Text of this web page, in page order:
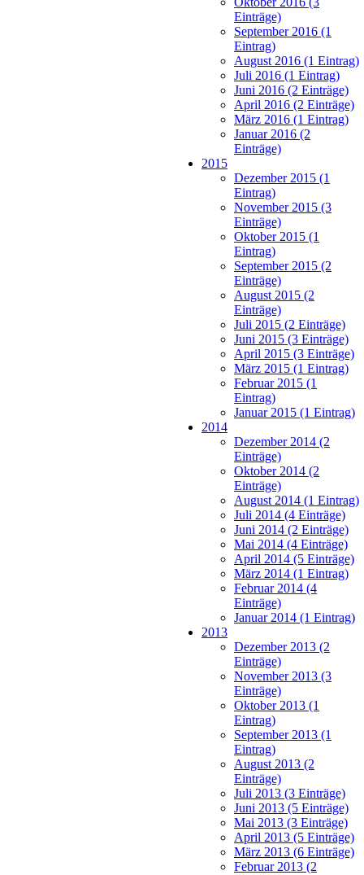
Einträge)
September 2016 (1
Eintrag)
August 2016 (1 Eintrag)
Juli 2016 (1 Eintrag)
Juni 2016 (2 Einträge)
April 2016 (2 Einträge)
März 2016 (1 Eintrag)
Januar 2016 (2
Einträge)
2015
Dezember 2015 (1
Eintrag)
November 2015 (3
Einträge)
Oktober 2015 (1
Eintrag)
September 2015 (2
Einträge)
August 2015 (2
Einträge)
Juli 2015 (2 Einträge)
Juni 2015 (3 Einträge)
April 2015 (3 Einträge)
März 2015 (1 Eintrag)
Februar 2015 (1
Eintrag)
Januar 2015 (1 Eintrag)
2014
Dezember 2014 (2
Einträge)
Oktober 2014 (2
Einträge)
August 2014 (1 Eintrag)
Juli 2014 (4 Einträge)
Juni 2014 (2 Einträge)
Mai 2014 (4 Einträge)
April 2014 (5 Einträge)
März 2014 (1 Eintrag)
Februar 2014 (4
Einträge)
Januar 2014 (1 Eintrag)
2013
Dezember 2013 (2
Einträge)
November 2013 (3
Einträge)
Oktober 2013 (1
Eintrag)
September 2013 (1
Eintrag)
August 2013 (2
Einträge)
Juli 2013 (3 Einträge)
Juni 2013 (5 Einträge)
Mai 2013 (3 Einträge)
April 2013 (5 Einträge)
März 2013 (6 Einträge)
Februar 2013 (2